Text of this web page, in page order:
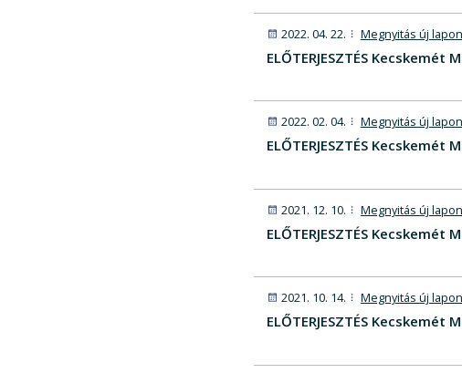
2022. 04. 22. Megnyitás új lapon
ELŐTERJESZTÉS
2022. 02. 04. Megnyitás új lapon
ELŐTERJESZTÉS
2021. 12. 10. Megnyitás új lapon
ELŐTERJESZTÉS
2021. 10. 14. Megnyitás új lapon
ELŐTERJESZTÉS